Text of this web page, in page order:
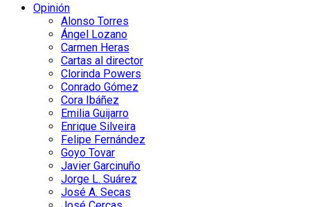
Opinión
Alonso Torres
Ángel Lozano
Carmen Heras
Cartas al director
Clorinda Powers
Conrado Gómez
Cora Ibáñez
Emilia Guijarro
Enrique Silveira
Felipe Fernández
Goyo Tovar
Javier Garcinuño
Jorge L. Suárez
José A. Secas